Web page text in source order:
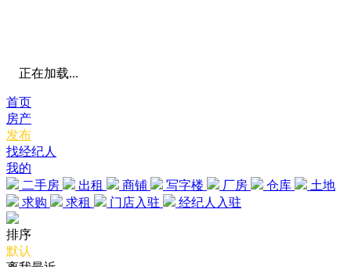
正在加载...
首页
房产
发布
找经纪人
我的
二手房
出租 商铺 写字楼 厂房 仓库
土地
求购
求租 门店入驻 经纪人入驻
排序
默认